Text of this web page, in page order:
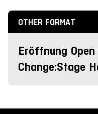
OTHER FORMAT
Eröffnung
Change:Stage